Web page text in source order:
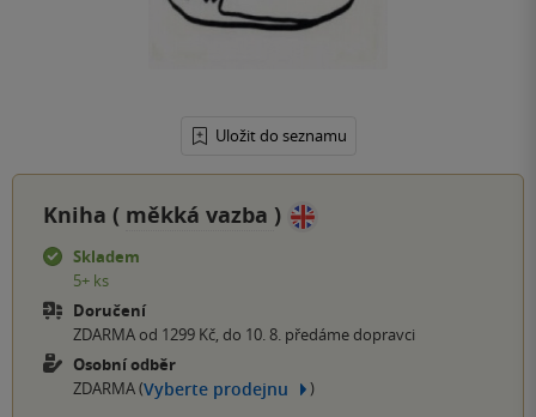
Uložit do seznamu
Kniha ( měkká vazba )
Skladem
5+ ks
Doručení
ZDARMA od 1299 Kč, do 10. 8. předáme dopravci
Osobní odběr
ZDARMA (Vyberte prodejnu )